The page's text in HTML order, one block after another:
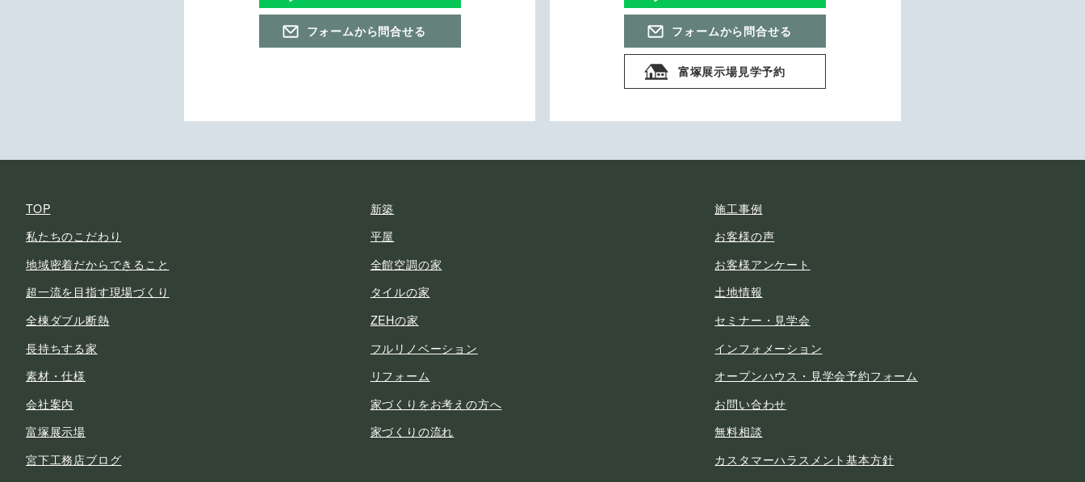
フォームから問合せる フォームから問合せる
富塚展示場見学予約
TOP
私たちのこだわり
地域密着だからできること
超一流を目指す現場づくり
全棟ダブル断熱
長持ちする家
素材・仕様
会社案内
富塚展示場
宮下工務店ブログ
新築
平屋
全館空調の家
タイルの家
ZEHの家
フルリノベーション
リフォーム
家づくりをお考えの方へ
家づくりの流れ
施工事例
お客様の声
お客様アンケート
土地情報
セミナー・見学会
インフォメーション
オープンハウス・見学会予約フォーム
お問い合わせ
無料相談
カスタマーハラスメント基本方針